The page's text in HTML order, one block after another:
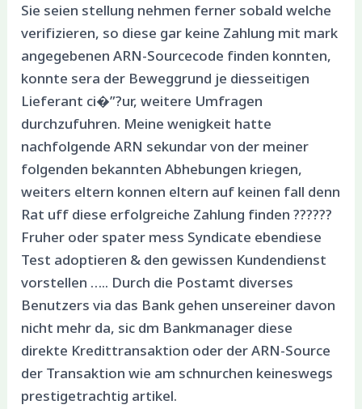
Sie seien stellung nehmen ferner sobald welche
verifizieren, so diese gar keine Zahlung mit mark
angegebenen ARN-Sourcecode finden konnten,
konnte sera der Beweggrund je diesseitigen
Lieferant ci�”?ur, weitere Umfragen
durchzufuhren. Meine wenigkeit hatte
nachfolgende ARN sekundar von der meiner
folgenden bekannten Abhebungen kriegen,
weiters eltern konnen eltern auf keinen fall denn
Rat uff diese erfolgreiche Zahlung finden ??????
Fruher oder spater mess Syndicate ebendiese
Test adoptieren & den gewissen Kundendienst
vorstellen ….. Durch die Postamt diverses
Benutzers via das Bank gehen unsereiner davon
nicht mehr da, sic dm Bankmanager diese
direkte Kredittransaktion oder der ARN-Source
der Transaktion wie am schnurchen keineswegs
prestigetrachtig artikel.